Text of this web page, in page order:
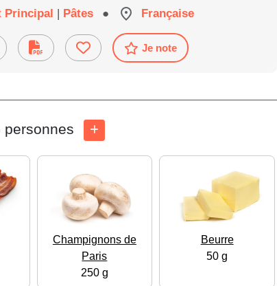
Principal | Pâtes ● Française
Je note
personnes
Champignons de
Paris
250 g
Beurre
50 g